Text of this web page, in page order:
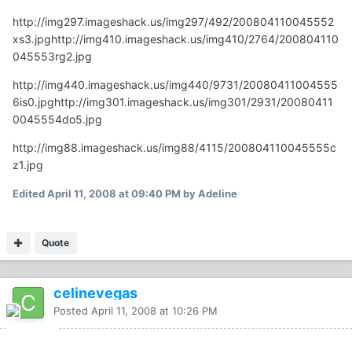
http://img297.imageshack.us/img297/492/200804110045552
xs3.jpghttp://img410.imageshack.us/img410/2764/200804110
045553rg2.jpg
http://img440.imageshack.us/img440/9731/20080411004555
6is0.jpghttp://img301.imageshack.us/img301/2931/20080411
0045554do5.jpg
http://img88.imageshack.us/img88/4115/200804110045555c
z1.jpg
EditedApril 11, 2008 at 09:40 PM by Adeline
Quote
celinevegas
Posted April 11, 2008 at 10:26 PM